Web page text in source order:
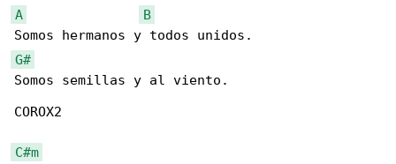
A
B
G#
Somos semillas y al viento.
COROX2
C#m